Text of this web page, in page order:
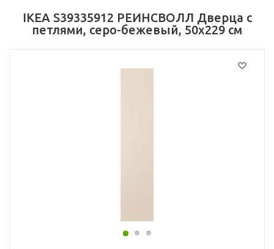
IKEA S39335912 РЕИНСВОЛЛ Дверца с
петлями, серо-бежевый, 50x229 см